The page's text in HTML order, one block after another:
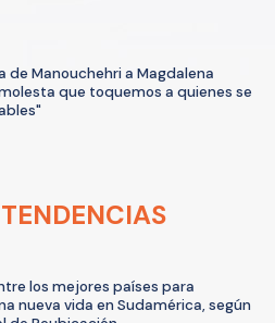
de Manouchehri a Magdalena
que toquemos a quienes se
los mejores países para
nueva vida en Sudamérica, según